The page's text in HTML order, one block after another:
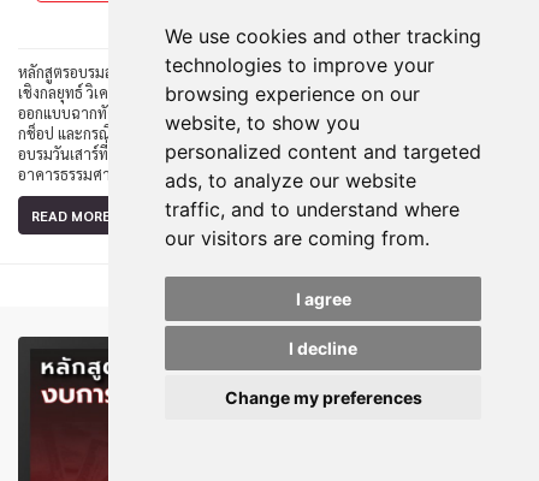
We use cookies and other tracking
technologies to improve your
browsing experience on our
website, to show you
personalized content and targeted
ads, to analyze our website
traffic, and to understand where
our visitors are coming from.
I agree
I decline
Change my preferences
หลักสูตรอบรมสำหรับผู้บริหารและผู้ประกอบการ ที่มุ่งเสริมทักษะการมองอนาคต
เชิงกลยุทธ์ วิเคราะห์แนวโน้ม ความเสี่ยง และสัญญาณการเปลี่ยนแปลง เพื่อ
ออกแบบฉากทัศน์อนาคตและกำหนดกลยุทธ์องค์กรอย่างยั่งยืน ผ่านการบรรยาย เวิร์
กช็อป และกรณีศึกษาที่สามารถนำไปประยุกต์ใช้ได้จริงในธุรกิจและองค์กรยุคใหม่ : :
อบรมวันเสาร์ที่ 12 กันยายน 2569 เวลา 09.00 - 16.00 น. ณ ห้อง F232 ชั้น 2
อาคารธรรมศาสตร์ 60 ปี มหาวิทยาลัยธรรมศาสตร์ ท่าพระจันทร์
READ MORE ➤